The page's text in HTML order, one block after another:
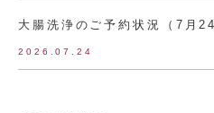
大腸洗浄のご予約状況（7月
2026.07.24